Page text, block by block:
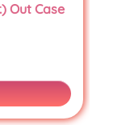
Out Case